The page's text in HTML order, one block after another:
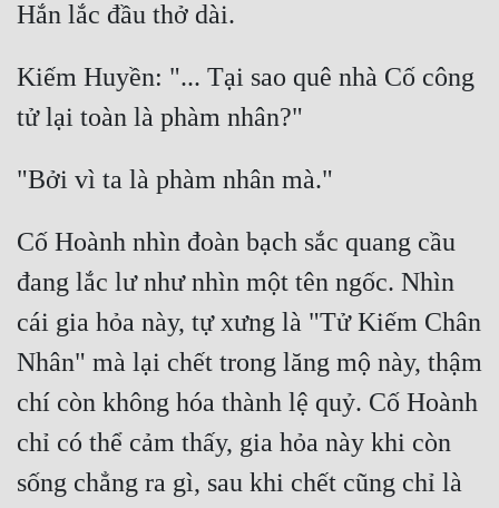
Đô Thị
Đông Phương Huyền Huyễn
Cẩu Đạo Trường Sinh
Ngự Thú
Truyện Nam
Truyện Nữ
Vô Địch Lưu
Xây Dựng Thế Lực
Đam Mỹ
Kiếm Huyền: "... Tại sao quê nhà Cố công
Cố Hoành nhìn đoàn bạch sắc quang cầu
đang lắc lư như nhìn một tên ngốc. Nhìn
cái gia hỏa này, tự xưng là "Tử Kiếm Chân
Nhân" mà lại chết trong lăng mộ này, thậm
chí còn không hóa thành lệ quỷ. Cố Hoành
chỉ có thể cảm thấy, gia hỏa này khi còn
sống chẳng ra gì, sau khi chết cũng chỉ là